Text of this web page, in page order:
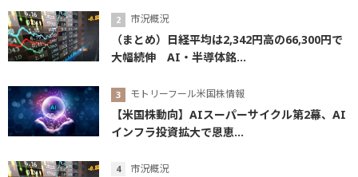
市況概況
（まとめ）日経平均は2,342円高の66,300円で
大幅続伸 AI・半導体銘...
モトリーフール米国株情報
【米国株動向】AIスーパーサイクル第2幕、AI
インフラ投資拡大で恩恵...
市況概況